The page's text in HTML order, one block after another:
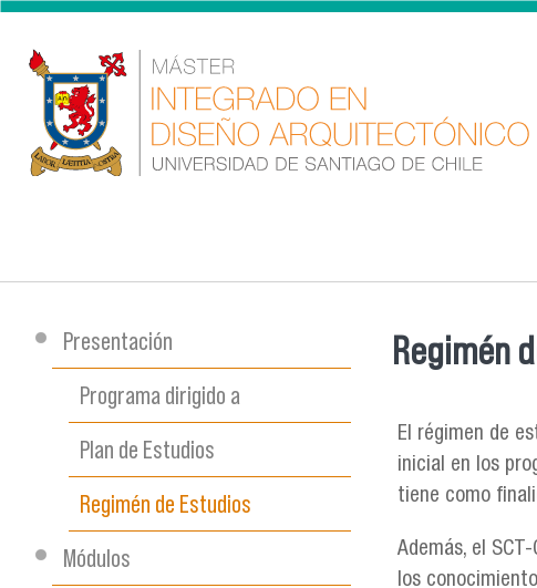
Pasar al contenido principal
Presentación
Programa dirigido a
Plan de Estudios
Regimén de Estudios
Módulos
Se
Regimén
El régimen de
inicial en los
tiene como
Además, el
los